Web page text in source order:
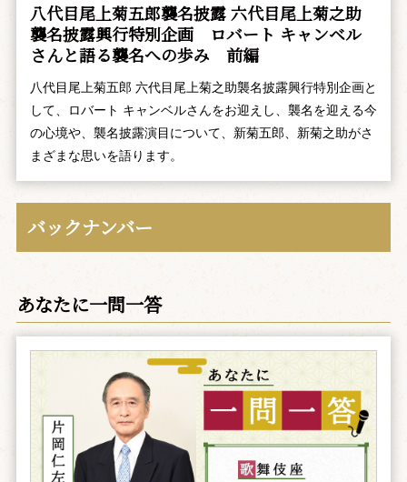
八代目尾上菊五郎襲名披露 六代目尾上菊之助
襲名披露興行特別企画 ――ロバート キャンベル
さんと語る襲名への歩み 前編
八代目尾上菊五郎 六代目尾上菊之助襲名披露興行特別企画と
して、ロバート キャンベルさんをお迎えし、襲名を迎える今
の心境や、襲名披露演目について、新菊五郎、新菊之助がさ
まざまな思いを語ります。
バックナンバー
あなたに一問一答